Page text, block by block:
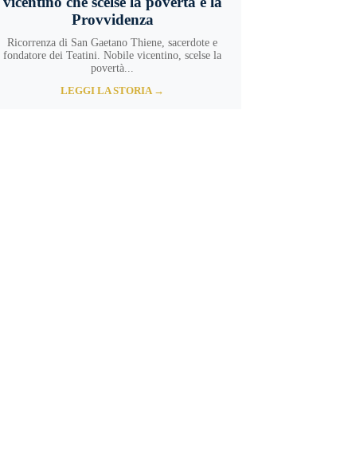
Provvidenza
Ricorrenza di San Gaetano Thiene, sacerdote e
fondatore dei Teatini. Nobile vicentino, scelse la
povertà...
LEGGI LA STORIA →